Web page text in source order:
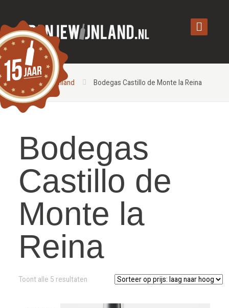
Spanjewijnland Bodegas Castillo de Monte la Reina
Bodegas
Castillo de
Monte la
Reina
Toont alle 5 resultatenGesorteerd